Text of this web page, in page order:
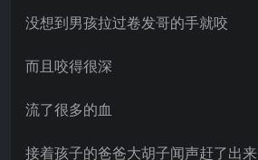
没想到男孩拉过卷发哥的手就咬
而且咬得很深
流了很多的血
接着孩子的爸爸大胡子闻声赶了出来